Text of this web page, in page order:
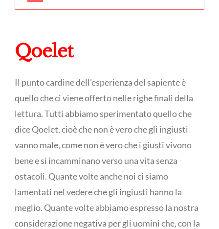
Qoelet
Il punto cardine dell’esperienza del sapiente è
quello che ci viene offerto nelle righe finali della
lettura. Tutti abbiamo sperimentato quello che
dice Qoelet, cioè che non è vero che gli ingiusti
vanno male, come non è vero che i giusti vivono
bene e si incamminano verso una vita senza
ostacoli. Quante volte anche noi ci siamo
lamentati nel vedere che gli ingiusti hanno la
meglio. Quante volte abbiamo espresso la nostra
considerazione negativa per gli uomini che, con la